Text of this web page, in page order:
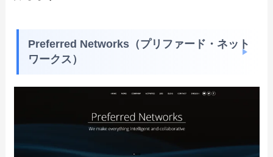
Preferred Networks（プリファード・ネット
ワークス）